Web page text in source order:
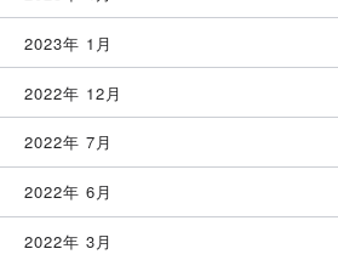
2023年 1月
2022年 12月
2022年 7月
2022年 6月
2022年 3月